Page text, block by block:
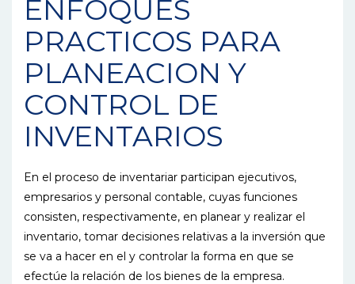
ENFOQUES
PRACTICOS PARA
PLANEACION Y
CONTROL DE
INVENTARIOS
En el proceso de inventariar participan ejecutivos,
empresarios y personal contable, cuyas funciones
consisten, respectivamente, en planear y realizar el
inventario, tomar decisiones relativas a la inversión que
se va a hacer en el y controlar la forma en que se
efectúe la relación de los bienes de la empresa.